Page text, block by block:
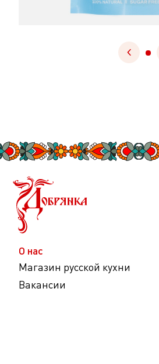
О нас
Магазин русской кухни
Вакансии